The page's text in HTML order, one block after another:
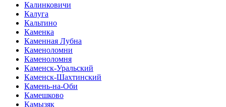
Калинковичи
Калуга
Кальтино
Каменка
Каменная Лубна
Каменоломни
Каменоломня
Каменск-Уральский
Каменск-Шахтинский
Камень-на-Оби
Камешково
Камызяк